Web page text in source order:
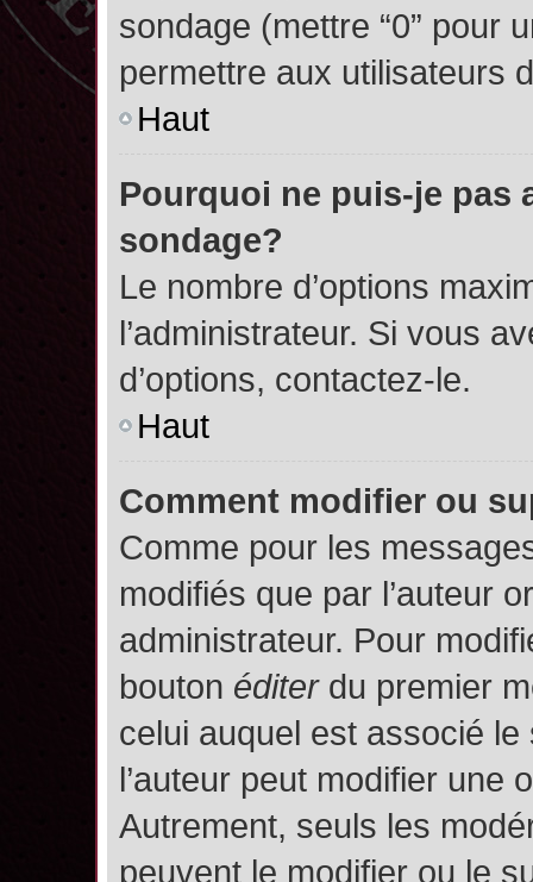
sondage (mettre “0” pour
permettre aux utilisateurs
Haut
Pourquoi ne puis-je pas
sondage?
Le nombre d’options
l’administrateur. Si vous
d’options, contactez-le.
Haut
Comment modifier ou
Comme pour les
modifiés que par l’auteur
administrateur. Pour
bouton éditerdu premier
celui auquel est associé le
l’auteur peut modifier une
Autrement, seuls les
peuvent le modifier ou le